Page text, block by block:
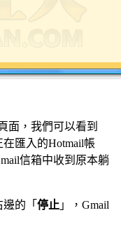
面，我們可以看到
匯入的Hotmail帳
信箱中收到原本躺
的「 停止 」，Gmail